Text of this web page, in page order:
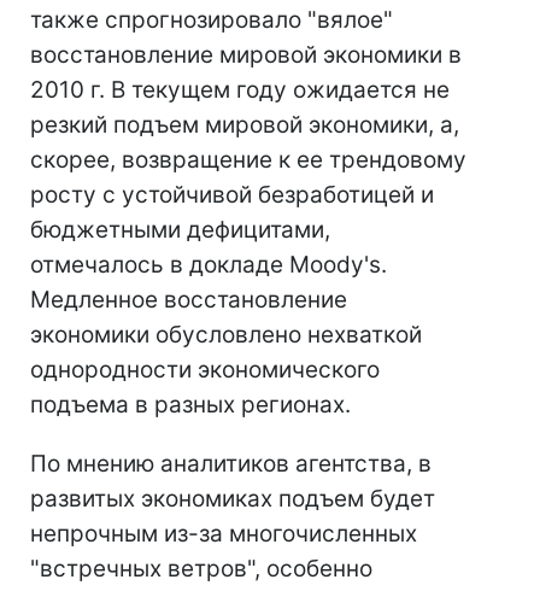
также спрогнозировало "вялое"
восстановление мировой экономики в
2010 г. В текущем году ожидается не
резкий подъем мировой экономики, а,
скорее, возвращение к ее трендовому
росту с устойчивой безработицей и
бюджетными дефицитами,
отмечалось в докладе Moody's.
Медленное восстановление
экономики обусловлено нехваткой
однородности экономического
подъема в разных регионах.
По мнению аналитиков агентства, в
развитых экономиках подъем будет
непрочным из-за многочисленных
"встречных ветров", особенно